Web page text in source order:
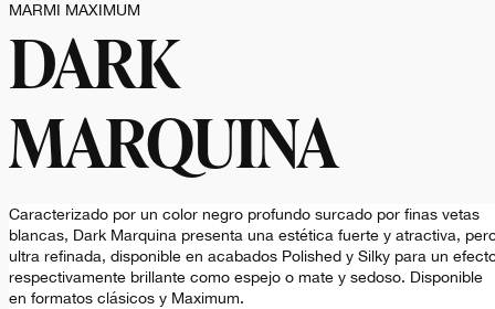
MARMI MAXIMUM
DARK
MARQUINA
Caracterizado por un color negro profundo surcado por finas vetas
blancas, Dark Marquina presenta una estética fuerte y atractiva,
ultra refinada, disponible en acabados Polished y Silky para un
respectivamente brillante como espejo o mate y sedoso. Disponible
en formatos clásicos y Maximum.